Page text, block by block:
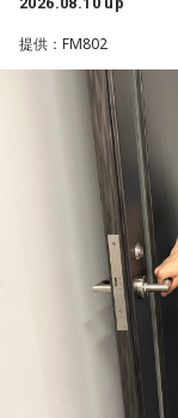
い」森友がそう語
のか。8月10日、
番組ではさらに、
歩みや、森友がラ
野博文との出来事
目前に控えた森友
しい。詳しくは
仲間と積み重ねて
に、颯太氏も高校3
ョンに挑戦してい
夢だったグループ
青春そのもの」と
出なんだそうです◎
さらに、小学生時
ナーさんからのメ
に高校時代の仲良
べて、ラウンドワ
だけで何時間も盛
まま戻ってきたよ
提供：FM802